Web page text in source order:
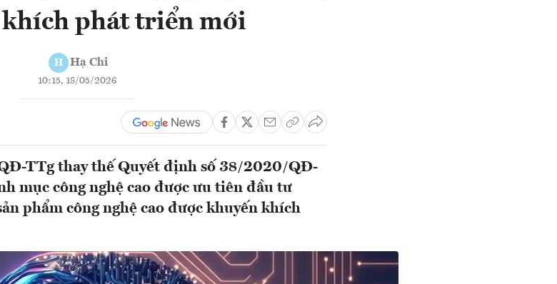
phát triển mới
H Hạ Chi
10:15, 18/05/2026
TTg thay thế Quyết định số 38/2020/QĐ-
mục công nghệ cao được ưu tiên đầu tư
phẩm công nghệ cao được khuyến khích